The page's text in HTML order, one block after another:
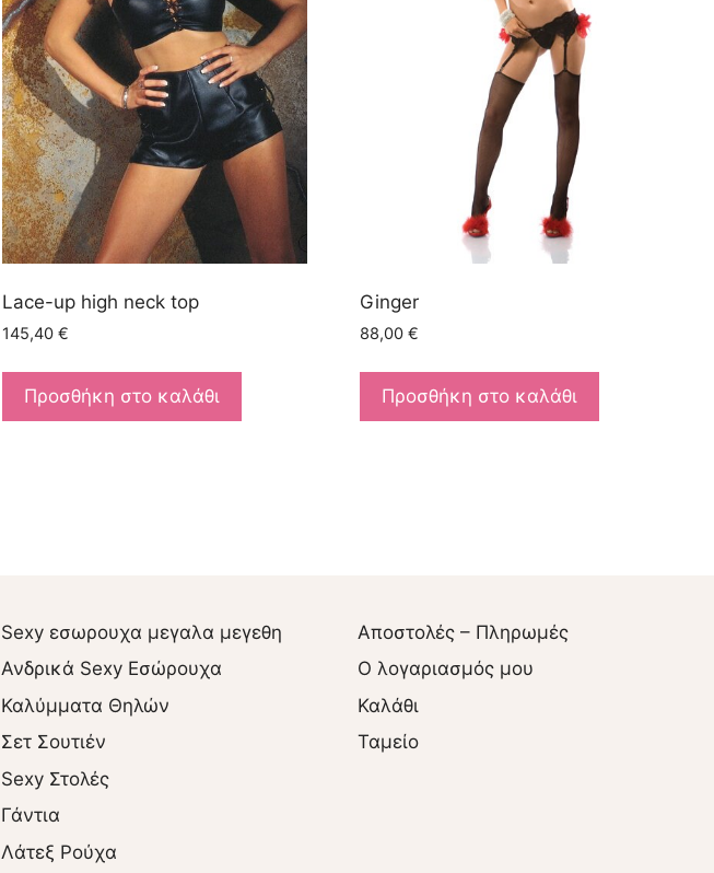
Lace-up high neck top
145,40€
Προσθήκη στο καλάθι
Ginger
88,00€
Προσθήκη στο καλάθι
Sexy εσωρουχα μεγαλα μεγεθη
Ανδρικά Sexy Εσώρουχα
Καλύμματα Θηλών
Σετ Σουτιέν
Sexy Στολές
Γάντια
Λάτεξ Ρούχα
Αποστολές – Πληρωμές
O λογαριασμός μου
Καλάθι
Ταμείο